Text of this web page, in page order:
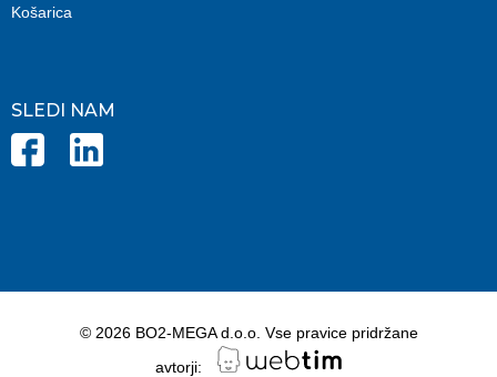
Košarica
SLEDI NAM
© 2026 BO2-MEGA d.o.o. Vse pravice pridržane
avtorji: